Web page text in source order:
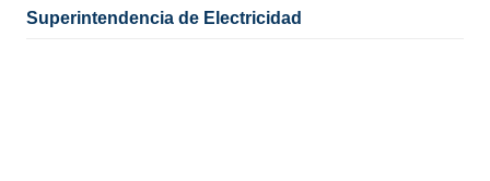
Superintendencia de Electricidad